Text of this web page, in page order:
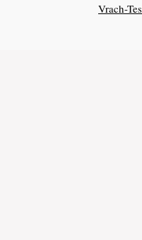
Vrach-